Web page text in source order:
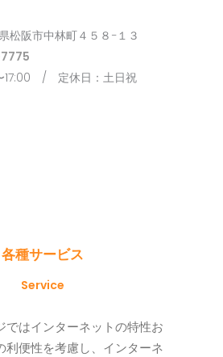
松阪市中林町４５８−１３
17:00 / 定休日：土日祝
各種サービス
Service
ではインターネットの特性お
利便性を考慮し、インターネ